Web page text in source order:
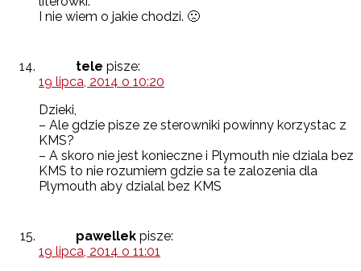
I nie wiem o jakie chodzi. 🙁
tele pisze:
19 lipca, 2014 o 10:20
Dzieki,
– Ale gdzie pisze ze sterowniki powinny korzystac z
KMS?
– A skoro nie jest konieczne i Plymouth nie dziala bez
KMS to nie rozumiem gdzie sa te zalozenia dla
Plymouth aby dzialal bez KMS
pawellek pisze:
19 lipca, 2014 o 11:01